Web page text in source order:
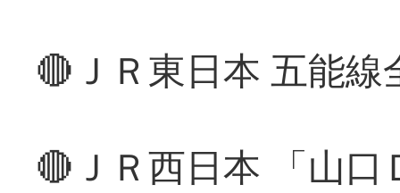
🔴ＪＲ東日本 五能
🔴ＪＲ西日本 「山